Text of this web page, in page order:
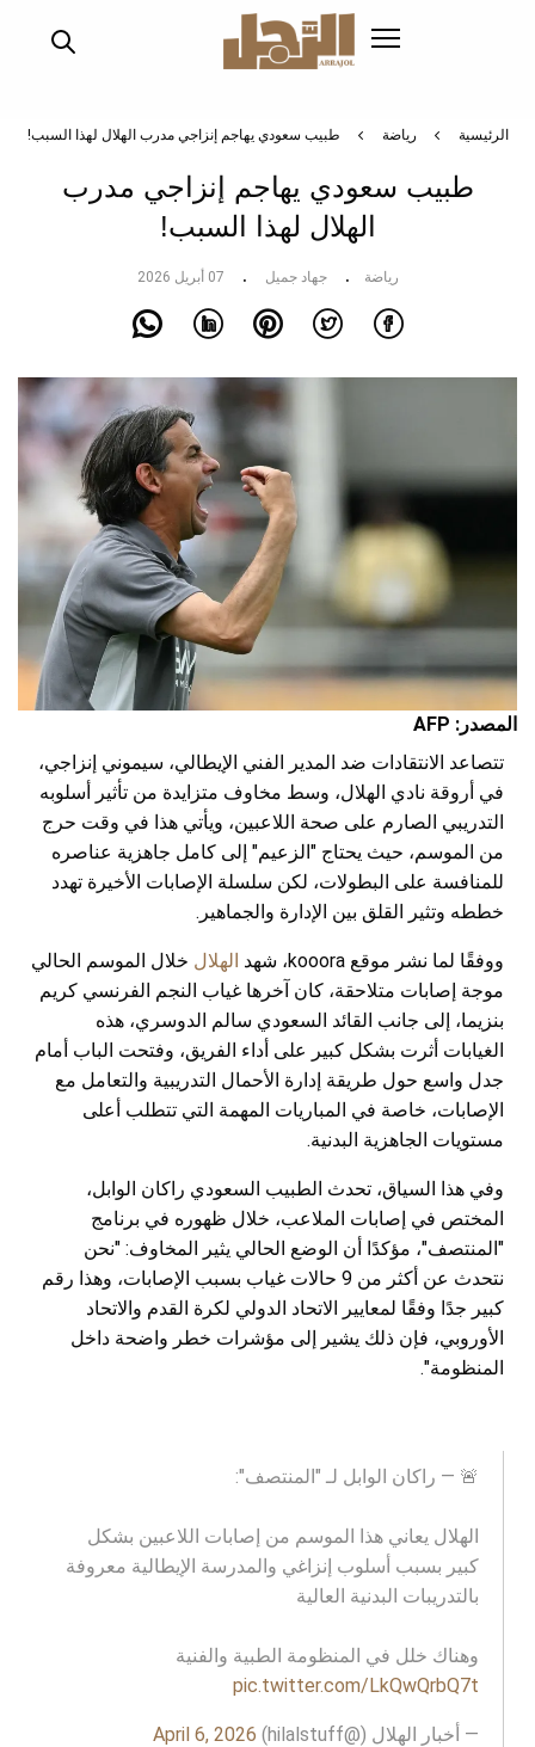
الرئيسية رياضة طبيب سعودي يهاجم إنزاجي مدرب الهلال لهذا السبب!
طبيب سعودي يهاجم إنزاجي مدرب
الهلال لهذا السبب!
رياضة جهاد جميل 07 أبريل 2026
المصدر: AFP
تتصاعد الانتقادات ضد المدير الفني الإيطالي، سيموني إنزاجي،
في أروقة نادي الهلال، وسط مخاوف متزايدة من تأثير أسلوبه
التدريبي الصارم على صحة اللاعبين، ويأتي هذا في وقت حرج
من الموسم، حيث يحتاج "الزعيم" إلى كامل جاهزية عناصره
للمنافسة على البطولات، لكن سلسلة الإصابات الأخيرة تهدد
خططه وتثير القلق بين الإدارة والجماهير.
ووفقًا لما نشر موقع kooora، شهد الهلال خلال الموسم الحالي
موجة إصابات متلاحقة، كان آخرها غياب النجم الفرنسي كريم
بنزيما، إلى جانب القائد السعودي سالم الدوسري، هذه
الغيابات أثرت بشكل كبير على أداء الفريق، وفتحت الباب أمام
جدل واسع حول طريقة إدارة الأحمال التدريبية والتعامل مع
الإصابات، خاصة في المباريات المهمة التي تتطلب أعلى
مستويات الجاهزية البدنية.
وفي هذا السياق، تحدث الطبيب السعودي راكان الوابل،
المختص في إصابات الملاعب، خلال ظهوره في برنامج
"المنتصف"، مؤكدًا أن الوضع الحالي يثير المخاوف: "نحن
نتحدث عن أكثر من 9 حالات غياب بسبب الإصابات، وهذا رقم
كبير جدًا وفقًا لمعايير الاتحاد الدولي لكرة القدم والاتحاد
الأوروبي، فإن ذلك يشير إلى مؤشرات خطر واضحة داخل
المنظومة".
🚨 — راكان الوابل لـ "المنتصف":
الهلال يعاني هذا الموسم من إصابات اللاعبين بشكل
كبير بسبب أسلوب إنزاغي والمدرسة الإيطالية معروفة
بالتدريبات البدنية العالية
وهناك خلل في المنظومة الطبية والفنية
pic.twitter.com/LkQwQrbQ7t
— أخبار الهلال (@hilalstuff) April 6, 2026